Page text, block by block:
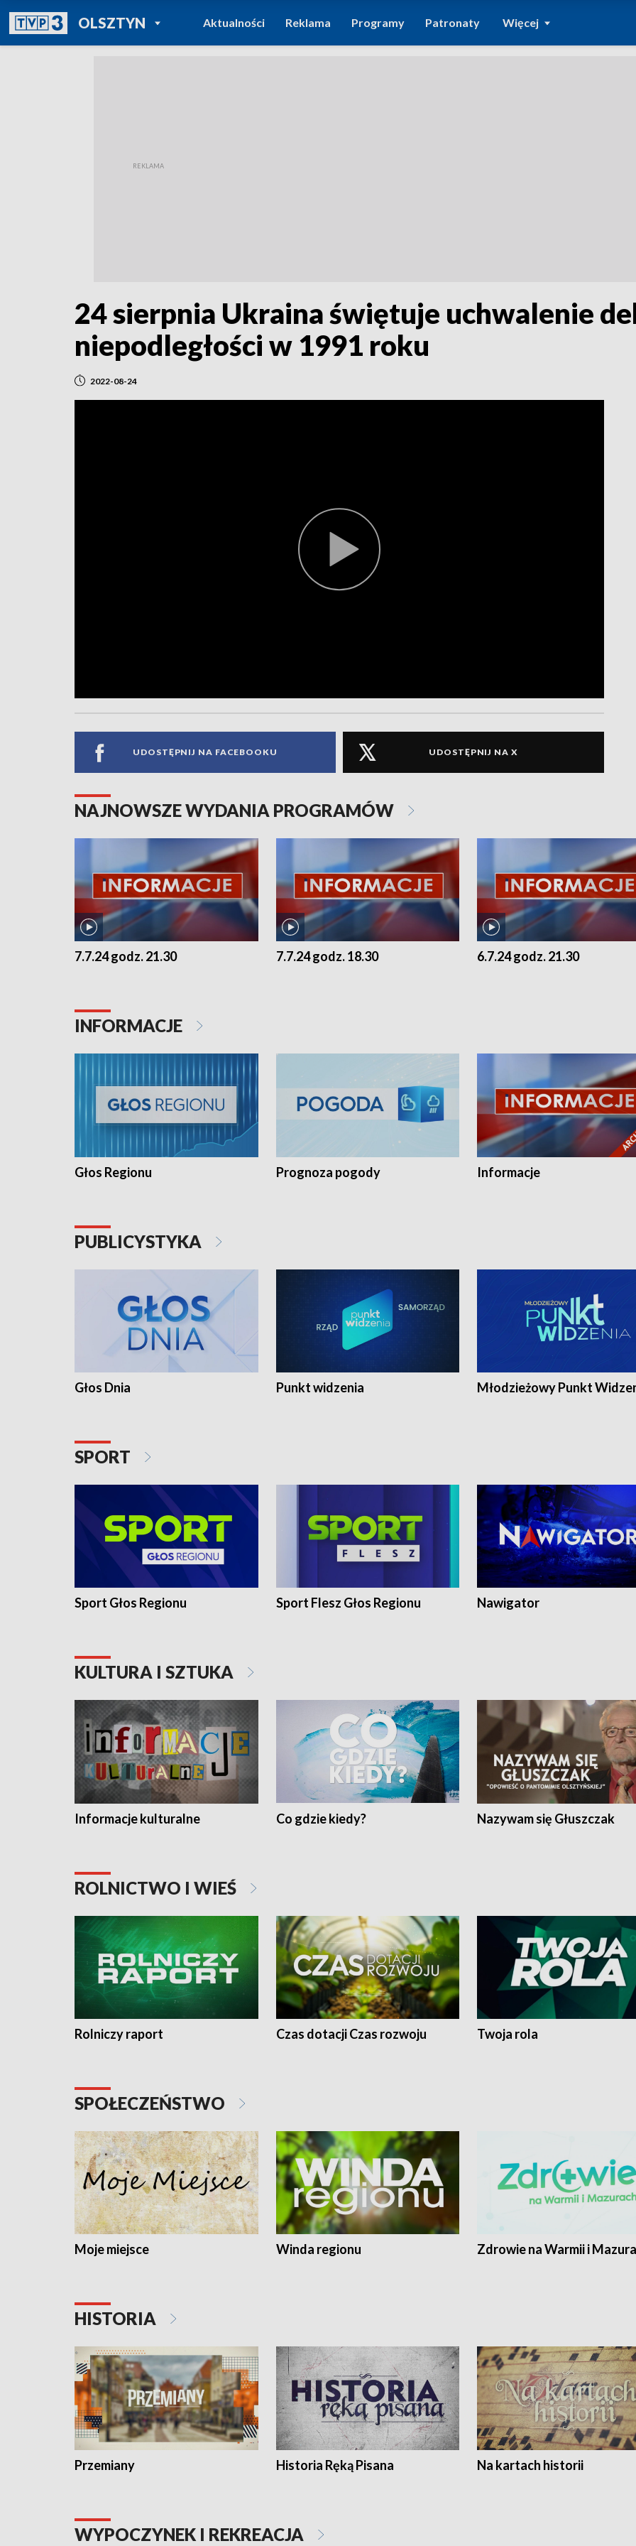
OLSZTYNPOWRÓT DO
TVP REGIONY
Aktualności Reklama Programy Patronaty Więcej
24 sierpnia Ukraina świętuje uchwalenie
niepodległości w 1991 roku
2022-08-24
UDOSTĘPNIJ NA FACEBOOKU UDOSTĘPNIJ NA X
NAJNOWSZE WYDANIA PROGRAMÓW
7.7.24 godz. 21.30 7.7.24 godz. 18.30 6.7.24 godz. 21.30
INFORMACJE
Głos Regionu Prognoza pogody Informacje
PUBLICYSTYKA
Głos Dnia Punkt widzenia Młodzieżowy Punkt
SPORT
Sport Głos Regionu Sport Flesz Głos Regionu Nawigator
KULTURA I SZTUKA
Informacje kulturalne Co gdzie kiedy? Nazywam się Głuszczak
ROLNICTWO I WIEŚ
Rolniczy raport Czas dotacji Czas rozwoju Twoja rola
SPOŁECZEŃSTWO
Moje miejsce Winda regionu Zdrowie na Warmii i
HISTORIA
Przemiany Historia Ręką Pisana Na kartach historii
WYPOCZYNEK I REKREACJA